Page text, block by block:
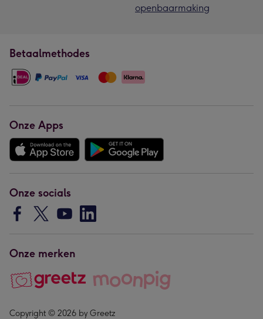
openbaarmaking
Betaalmethodes
Onze Apps
Onze socials
Onze merken
Copyright © 2026 by Greetz